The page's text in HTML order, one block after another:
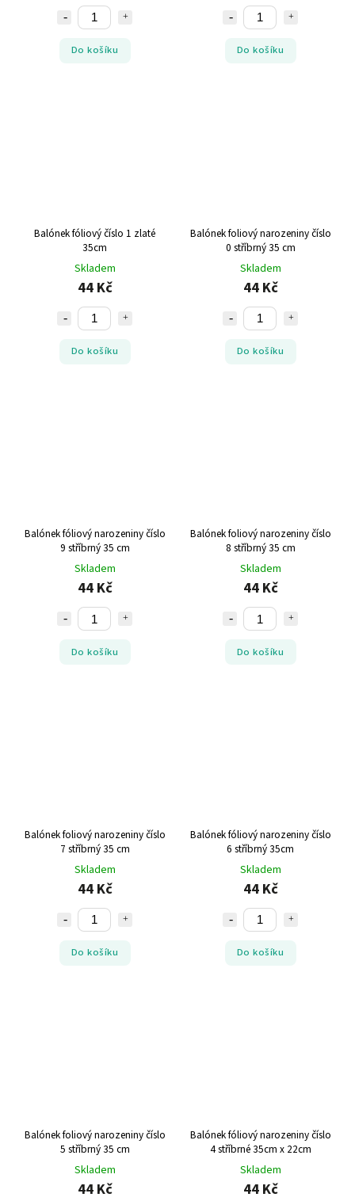
Do košíku Do košíku
Balónek fóliový číslo 1 zlaté
35cm
Skladem
44 Kč
Do košíku
Balónek foliový narozeniny číslo
0 stříbrný 35 cm
Skladem
44 Kč
Do košíku
Balónek fóliový narozeniny číslo
9 stříbrný 35 cm
Skladem
44 Kč
Do košíku
Balónek foliový narozeniny číslo
8 stříbrný 35 cm
Skladem
44 Kč
Do košíku
Balónek foliový narozeniny číslo
7 stříbrný 35 cm
Skladem
44 Kč
Do košíku
Balónek fóliový narozeniny číslo
6 stříbrný 35cm
Skladem
44 Kč
Do košíku
Balónek foliový narozeniny číslo
5 stříbrný 35 cm
Skladem
44 Kč
Balónek fóliový narozeniny číslo
4 stříbrné 35cm x 22cm
Skladem
44 Kč